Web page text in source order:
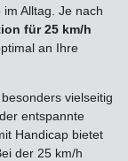
Alltag. Je nach
für 25 km/h
an Ihre
vielseitig
entspannte
Handicap bietet
der 25 km/h